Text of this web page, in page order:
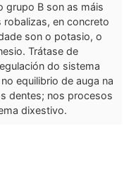
grupo B son as máis
en concreto
son o potasio, o
Trátase de
do sistema
equilibrio de auga na
dentes; nos procesos
dixestivo.